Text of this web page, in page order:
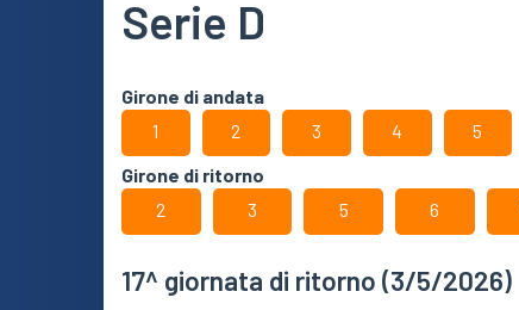
qui
Serie D
Girone di andata
1
2 3 4 5
Girone di ritorno
2
3 5 6
17^ giornata di ritorno (3/5/2026)